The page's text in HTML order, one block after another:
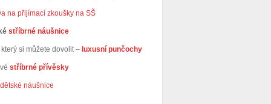
na přijímací zkoušky na SŠ
stříbrné náušnice
si můžete dovolit – luxusní punčochy
stříbrné přívěsky
dětské náušnice